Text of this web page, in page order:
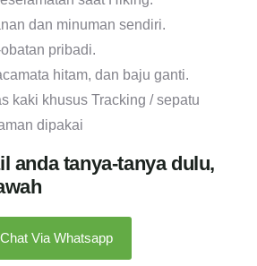
dan minuman sendiri.
pribadi.
hitam, dan baju ganti.
kaki khusus Tracking / sepatu
dipakai
anda tanya-tanya dulu,
Chat Via Whatsapp